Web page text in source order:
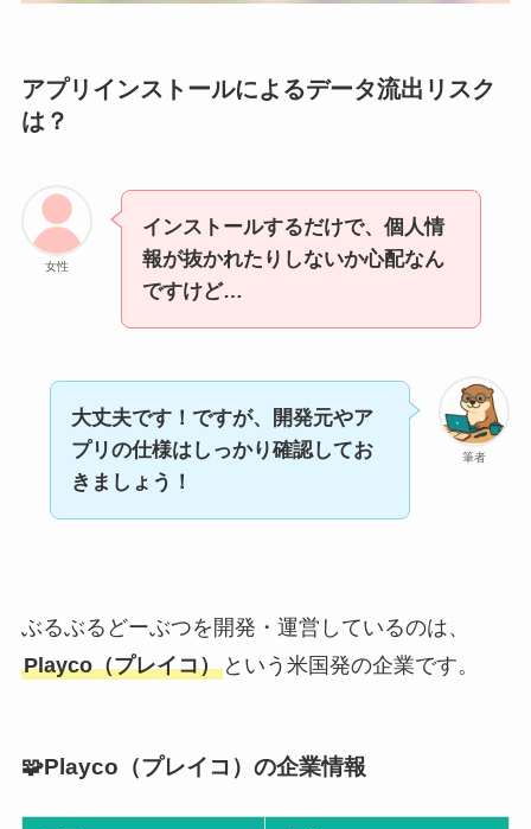
アプリインストールによるデータ流出リスク
は？
女性
インストールするだけで、個人情
報が抜かれたりしないか心配なん
ですけど…
筆者
大丈夫です！ですが、開発元やア
プリの仕様はしっかり確認してお
きましょう！
ぶるぶるどーぶつを開発・運営しているのは、
Playco（プレイコ）という米国発の企業です。
🧩Playco（プレイコ）の企業情報